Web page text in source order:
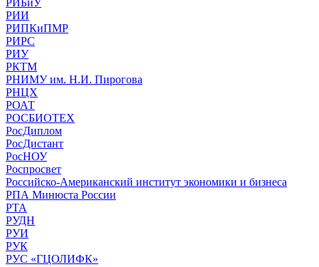
РИИ
РИПКиПМР
РИРС
РИУ
РКТМ
РНИМУ им. Н.И. Пирогова
РНЦХ
РОАТ
РОСБИОТЕХ
РосДиплом
РосДистант
РосНОУ
Роспросвет
Российско-Американский институт экономики и бизнеса
РПА Минюста России
РТА
РУДН
РУИ
РУК
РУС «ГЦОЛИФК»